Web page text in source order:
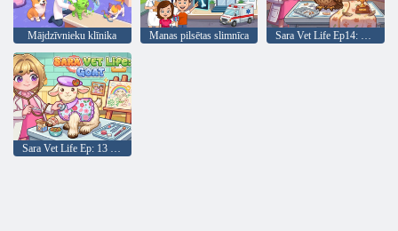
Mājdzīvnieku klīnika Manas pilsētas slimnīca Sara Vet Life Ep14: Pūce
Sara Vet Life Ep: 13 Goat